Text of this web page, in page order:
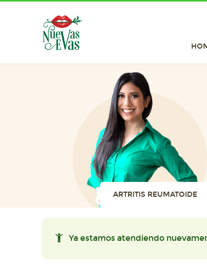
ARTRITIS REUMATOIDE
Ya estamos atendiendo